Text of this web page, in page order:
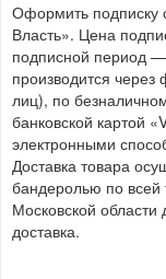
Оформить подписку
Власть». Цена
подписной период —
производится
лиц), по
банковской картой
электронными
Доставка товара
бандеролью по всей
Московской области
доставка.